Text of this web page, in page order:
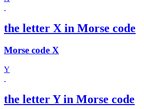
the letter X in Morse code
Morse code X
Y
the letter Y in Morse code